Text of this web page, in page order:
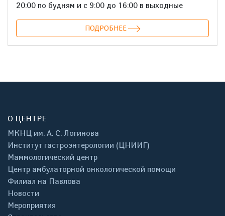
20:00 по будням и с 9:00 до 16:00 в выходные
ПОДРОБНЕЕ
О ЦЕНТРЕ
МКНЦ им. А. С. Логинова
Институт гастроэнтерологии (ЦНИИГ)
Маммологический центр
Центр амбулаторной онкологической помощи
Филиал на Павлова
Новости
Мероприятия